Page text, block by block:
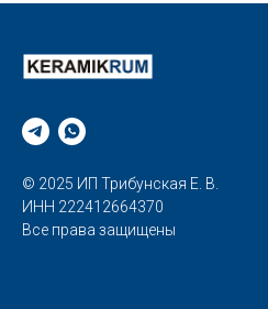
© 2025 ИП Трибунская Е. В.
ИНН 222412664370
Все права защищены